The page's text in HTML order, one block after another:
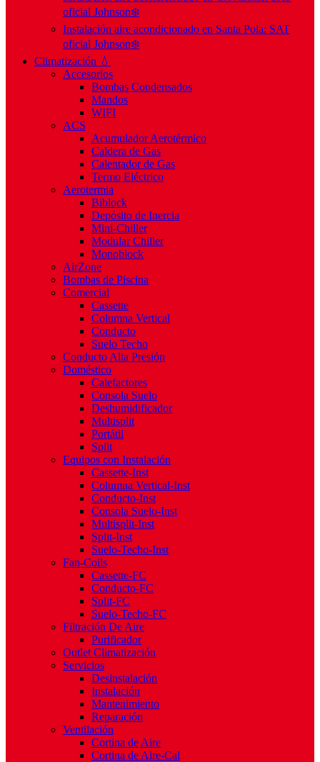
oficial Johnson❄️
Instalación aire acondicionado en Santa Pola: SAT
oficial Johnson❄️
Climatización 💧
Accesorios
Bombas Condensados
Mandos
WIFI
ACS
Acumulador Aerotérmico
Caldera de Gas
Calentador de Gas
Termo Eléctrico
Aerotermia
Biblock
Depósito de Inercia
Mini-Chiller
Modular Chiller
Monoblock
AirZone
Bombas de Piscina
Comercial
Cassette
Columna Vertical
Conducto
Suelo Techo
Conducto Alta Presión
Doméstico
Calefactores
Consola Suelo
Deshumidificador
Multisplit
Portátil
Split
Equipos con Instalación
Cassette-Inst
Columna Vertical-Inst
Conducto-Inst
Consola Suelo-Inst
Multisplit-Inst
Split-Inst
Suelo-Techo-Inst
Fan-Coils
Cassette-FC
Conducto-FC
Split-FC
Suelo-Techo-FC
Filtración De Aire
Purificador
Outlet Climatización
Servicios
Desinstalación
Instalación
Mantenimiento
Reparación
Ventilación
Cortina de Aire
Cortina de Aire-Cal